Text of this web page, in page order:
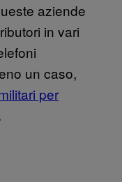
aziende
in vari
un caso,
per